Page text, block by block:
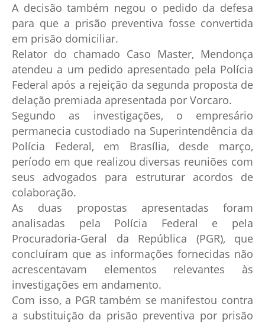
A decisão também negou o pedido da defesa
para que a prisão preventiva fosse convertida
em prisão domiciliar.
Relator do chamado Caso Master, Mendonça
atendeu a um pedido apresentado pela Polícia
Federal após a rejeição da segunda proposta de
delação premiada apresentada por Vorcaro.
Segundo as investigações, o empresário
permanecia custodiado na Superintendência da
Polícia Federal, em Brasília, desde março,
período em que realizou diversas reuniões com
seus advogados para estruturar acordos de
colaboração.
As duas propostas apresentadas foram
analisadas pela Polícia Federal e pela
Procuradoria-Geral da República (PGR), que
concluíram que as informações fornecidas não
acrescentavam elementos relevantes às
investigações em andamento.
Com isso, a PGR também se manifestou contra
a substituição da prisão preventiva por prisão